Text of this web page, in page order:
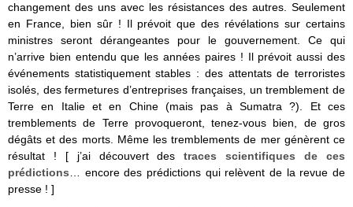
changement des uns avec les résistances des autres. Seulement
en France, bien sûr ! Il prévoit que des révélations sur certains
ministres seront dérangeantes pour le gouvernement. Ce qui
n’arrive bien entendu que les années paires ! Il prévoit aussi des
événements statistiquement stables : des attentats de terroristes
isolés, des fermetures d’entreprises françaises, un tremblement de
Terre en Italie et en Chine (mais pas à Sumatra ?). Et ces
tremblements de Terre provoqueront, tenez-vous bien, de gros
dégâts et des morts. Même les tremblements de mer génèrent ce
résultat ! [ j’ai découvert destraces scientifiques de ces
prédictions … encore des prédictions qui relèvent de la revue de
presse ! ]